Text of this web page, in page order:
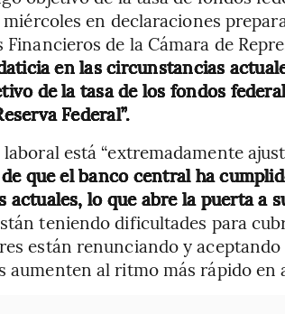
miércoles en declaraciones
de la Cámara de
en las circunstancias
de la tasa de los fondos
Federal”.
está “extremadamente
que el banco central ha
actuales, lo que abre la puerta a
teniendo dificultades para
están renunciando y
aumenten al ritmo más rápido en